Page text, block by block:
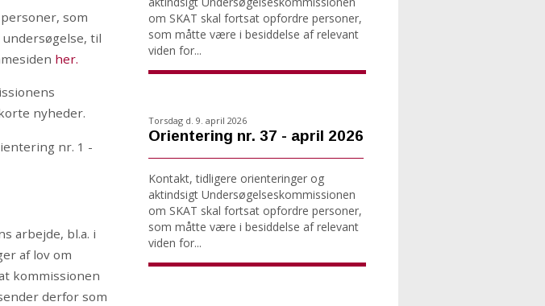
som
til
her.
nyheder.
nr. 1 -
arbejde, bl.a. i
af lov om
kommissionen
derfor som
om SKAT skal fortsat opfordre personer,
som måtte være i besiddelse af relevant
viden for...
Torsdag d. 9. april 2026
Orientering nr. 37 - april 2026
Kontakt, tidligere orienteringer og
aktindsigt Undersøgelseskommissionen
om SKAT skal fortsat opfordre personer,
som måtte være i besiddelse af relevant
viden for...